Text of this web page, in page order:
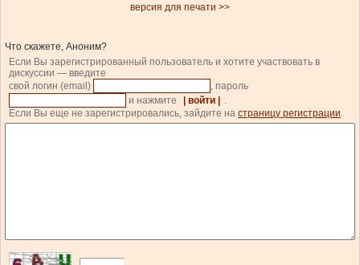
версия для печати >>
Что скажете, Аноним?
Если Вы зарегистрированный пользователь и хотите участвовать в
дискуссии — введите
свой логин (email)
, пароль
и нажмите
| войти |
.
Если Вы еще не зарегистрировались, зайдите на страницу регистрации.